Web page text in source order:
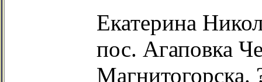
Екатерина
пос. Агаповка
Магнитогорска.